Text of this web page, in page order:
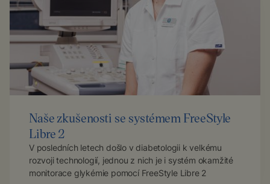
Naše zkušenosti se systémem FreeStyle
Libre 2
V posledních letech došlo v diabetologii k velkému
rozvoji technologií, jednou z nich je i systém okamžité
monitorace glykémie pomocí FreeStyle Libre 2